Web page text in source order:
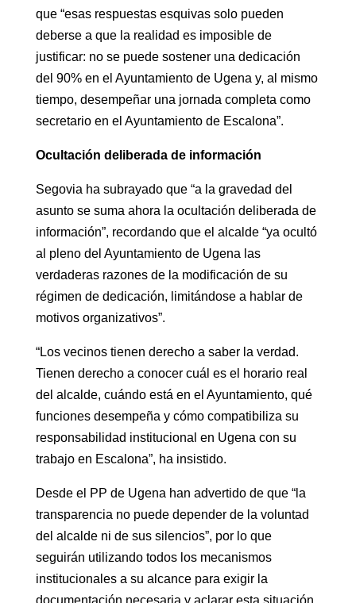
que “esas respuestas esquivas solo pueden
deberse a que la realidad es imposible de
justificar: no se puede sostener una dedicación
del 90% en el Ayuntamiento de Ugena y, al mismo
tiempo, desempeñar una jornada completa como
secretario en el Ayuntamiento de Escalona”.
Ocultación deliberada de información
Segovia ha subrayado que “a la gravedad del
asunto se suma ahora la ocultación deliberada de
información”, recordando que el alcalde “ya ocultó
al pleno del Ayuntamiento de Ugena las
verdaderas razones de la modificación de su
régimen de dedicación, limitándose a hablar de
motivos organizativos”.
“Los vecinos tienen derecho a saber la verdad.
Tienen derecho a conocer cuál es el horario real
del alcalde, cuándo está en el Ayuntamiento, qué
funciones desempeña y cómo compatibiliza su
responsabilidad institucional en Ugena con su
trabajo en Escalona”, ha insistido.
Desde el PP de Ugena han advertido de que “la
transparencia no puede depender de la voluntad
del alcalde ni de sus silencios”, por lo que
seguirán utilizando todos los mecanismos
institucionales a su alcance para exigir la
documentación necesaria y aclarar esta situación.